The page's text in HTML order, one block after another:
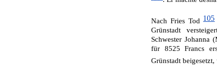
Nach Fries Tod105
Grünstadt
Schwester Johanna
für 8525 Francs
Grünstadt